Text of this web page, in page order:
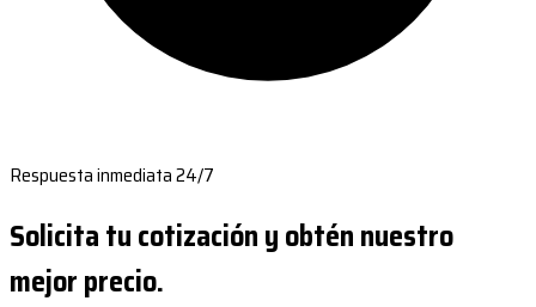
Respuesta inmediata 24/7
Solicita tu cotización y obtén nuestro
mejor precio.